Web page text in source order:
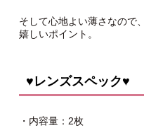
そして心地よい薄さなので
嬉しいポイント。
♥レンズスペック♥
・内容量：2枚